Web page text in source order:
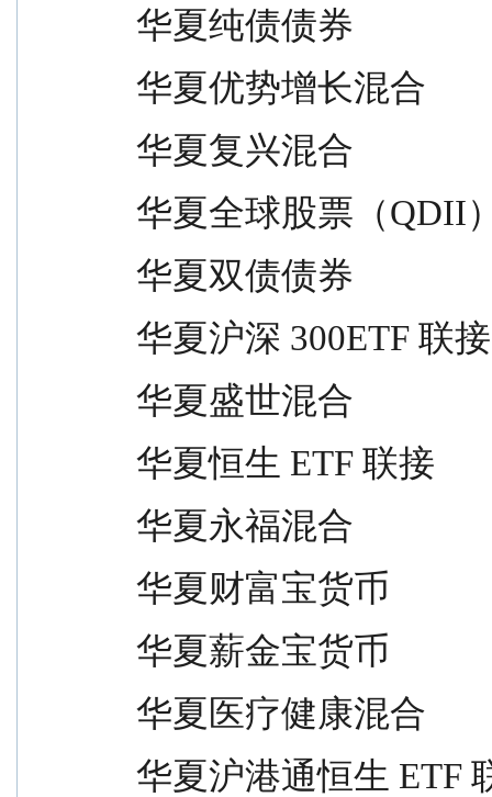
华夏纯债债券
华夏优势增长混合
华夏复兴混合
华夏全球股票（QDII
华夏双债债券
华夏沪深 300ETF 联接
华夏盛世混合
华夏恒生 ETF 联接
华夏永福混合
华夏财富宝货币
华夏薪金宝货币
华夏医疗健康混合
华夏沪港通恒生 ETF